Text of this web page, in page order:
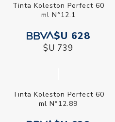
Tinta Koleston Perfect 60
ml N°12.1
$U 628
$U 739
Tinta Koleston Perfect 60
ml N°12.89